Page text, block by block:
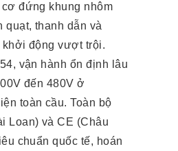
đứng khung nhôm
quạt, thanh dẫn và
khởi động vượt trội.
vận hành ổn định lâu
đến 480V ở
toàn cầu. Toàn bộ
Loan) và CE (Châu
chuẩn quốc tế, hoán